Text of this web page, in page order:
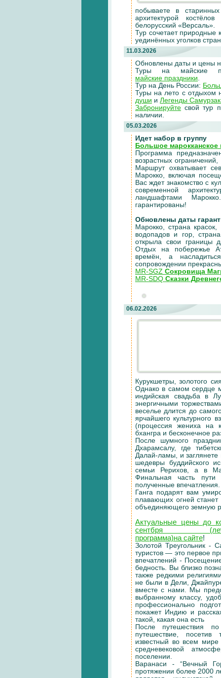
побываете в
архитектурой
белорусский «Версаль».
Тур сочетает природные
уединённых уголков
11.03.2026
Обновлены даты и цены
Туры на майские
майские праздники
Тур на День России:
Туры на лето с отдыхом
души и Легенды
Забронируйте свой тур
наличии.
05.03.2026
Идет набор в группу
Большое марокканское
Программа
возрастных
Маршрут охватывает
Марокко, включая
Вас ждет знакомство с
современной
ландшафтами
гарантированы!
Обновлены даты
Марокко, страна
водопадов и гор,
открыла свои границы
Отдых на побережье
времён, а
сопровождении
MR-SGZ Сокровища
MR-SDQ Сказки
06.02.2026
Курукшетры, золотого
Однако в самом сердце
индийская свадьба в
энергичными
веселье длится до
ярчайшего культурного
(процессия жениха на
бхангра и бесконечное
После шумного
Дхарамсалу, где
Далай-ламы, и заглянете
шедевры буддийского
семьи Рерихов, а в
Финальная часть
полученные
Ганга подарят вам
плавающих огней станет
объединяющего земную
Актуальные цены до
сентбря
программа)на сайте!
Золотой Треугольник -
туристов — это первое
впечатлений -
бедность. Вы близко
также редкими
не были в Дели,
вместе с нами. Мы
выбранному классу,
профессионально
покажет Индию и
такой, какая она есть
После путешествия по
путешествие, посетив
известный во всем
средневековой
поселении.
Варанаси - “Вечный
протяжении более 2000